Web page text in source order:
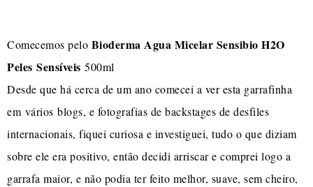
Comecemos pelo Bioderma Agua Micelar Sensibio H2O
Peles Sensíveis 500ml
Desde que há cerca de um ano comecei a ver esta garrafinha
em vários blogs, e fotografias de backstages de desfiles
internacionais, fiquei curiosa e investiguei, tudo o que diziam
sobre ele era positivo, então decidi arriscar e comprei logo a
garrafa maior, e não podia ter feito melhor, suave, sem cheiro,